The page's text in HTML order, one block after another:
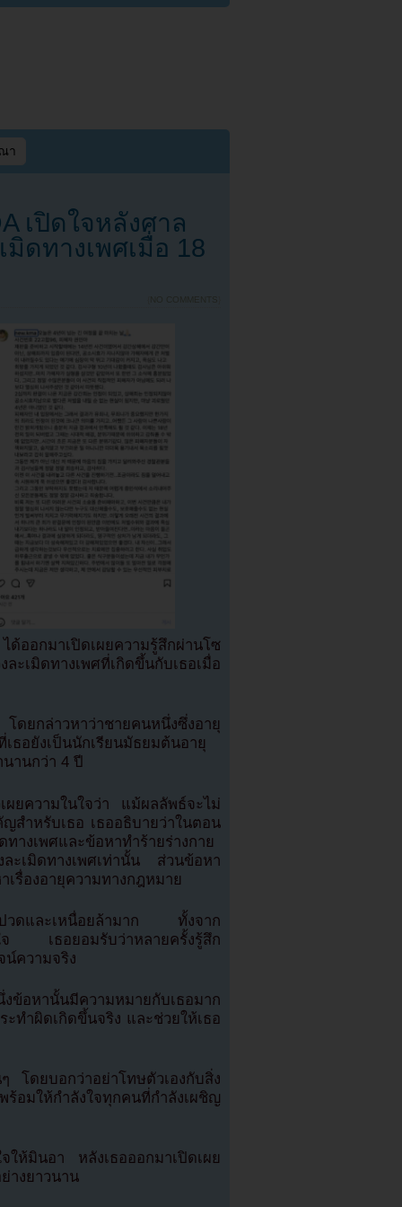
า
เปิดใจหลังศาล
ดทางเพศเมื่อ 18
NO COMMENTS
ออกมาเปิดเผยความรู้สึกผ่านโซ
ะเมิดทางเพศที่เกิดขึ้นกับเธอเมื่อ
ดยกล่าวหาว่าชายคนหนึ่งซึ่งอายุ
เธอยังเป็นนักเรียนมัธยมต้นอายุ
านกว่า 4 ปี
ยความในใจว่า แม้ผลลัพธ์จะไม่
สำหรับเธอ เธออธิบายว่าในตอน
ทางเพศและข้อหาทำร้ายร่างกาย
ะเมิดทางเพศเท่านั้น ส่วนข้อหา
เรื่องอายุความทางกฎหมาย
วดและเหนื่อยล้ามาก ทั้งจาก
ใจ เธอยอมรับว่าหลายครั้งรู้สึก
ความจริง
ข้อหานั้นมีความหมายกับเธอมาก
ะทำผิดเกิดขึ้นจริง และช่วยให้เธอ
โดยบอกว่าอย่าโทษตัวเองกับสิ่ง
อมให้กำลังใจทุกคนที่กำลังเผชิญ
ให้มินอา หลังเธอออกมาเปิดเผย
างยาวนาน